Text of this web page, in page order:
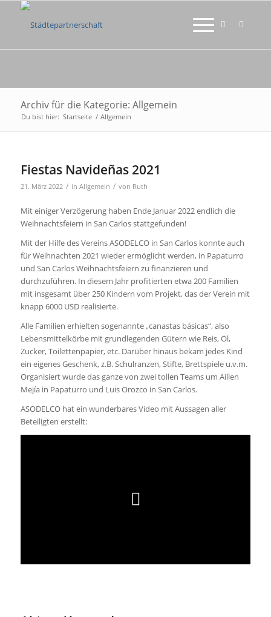
Archiv für die Kategorie: Allgemein
Du bist hier: Startseite / Allgemein
Fiestas Navideñas 2021
21. März 2022 / in Allgemein / von Ruth
Mit einiger Verzögerung haben Ende Januar 2022 endlich die
Weihnachtsfeiern in San Carlos stattgefunden!
Mit der Hilfe des Vereins ASODELCO in San Carlos konnte auch
für Weihnachten 2021 wieder ermöglicht werden, in Papaturro
und San Carlos Weihnachtsfeiern zu finanzieren und
durchzuführen. In diesem Jahr profitierten etwa 200 Familien
mit insgesamt über 250 Kindern vom Projekt, das der Verein mit
knapp 6000 USD realisierte.
Alle Familien erhielten sogenannte „canastas básicas“, also
Lebensmittelkörbe mit grundlegenden Gütern wie Reis, Öl,
Zucker, Toilettenpapier, etc. Darüber hinaus bekam jedes Kind
ein eigenes Geschenk, z.B. Schulranzen, Stifte, Brettspiele u.v.m.
Organisiert wurde das ganze von zwei tollen Teams um Aillen
Mejía in Papaturro und Luis Orozco in San Carlos.
ASODELCO hat ein wunderbares Video mit Aussagen aller
Beteiligten erstellt: